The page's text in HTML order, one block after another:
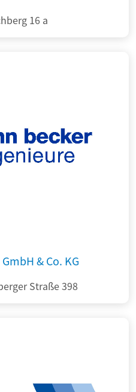
16 a
& Co. KG
Straße 398